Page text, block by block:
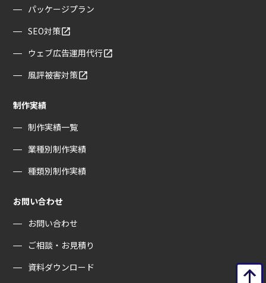
パッケージプラン
SEO対策
ウェブ広告運用代行
風評被害対策
制作実績
制作実績一覧
業種別制作実績
種類別制作実績
お問い合わせ
お問い合わせ
ご相談・お見積り
資料ダウンロード